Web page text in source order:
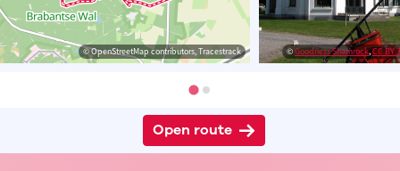
© OpenStreetMap contributors, Tracestrack ©Goodness Shamrock,CC BY
Open route